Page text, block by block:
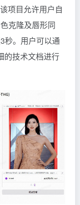
项目允许用户自
克隆及唇形同
秒。用户可以通
的技术文档进行